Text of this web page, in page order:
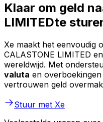
Klaar om geld
LIMITEDte
Xe maakt het eenvoudig
CALASTONE LIMITED
wereldwijd. Met
valuta en
vertrouwen geld
Stuur met Xe